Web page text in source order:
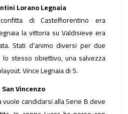
Lorano Legnaia
di Castelfiorentino era
la vittoria su Valdisieve era
Stati d’animo diversi per due
lo stesso obiettivo, una salvezza
Vince Legnaia di 5.
Vincenzo
vuole candidarsi alla Serie B deve